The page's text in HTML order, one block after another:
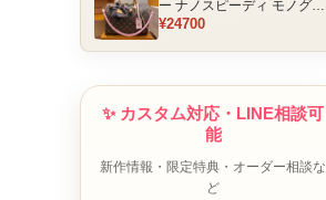
ー ナノスピーディ モノグラ
ム チャーム装飾 ミニボスト
¥24700
✨ カスタム対応・LINE相談可
能
新作情報・限定特典・オーダー相談な
ど